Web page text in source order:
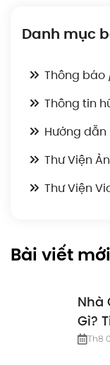
Danh mục
Thông báo
Thông tin
Hướng
Thư Viện
Thư Viện
Bài viết mới
Nhà
Gì?
Th8